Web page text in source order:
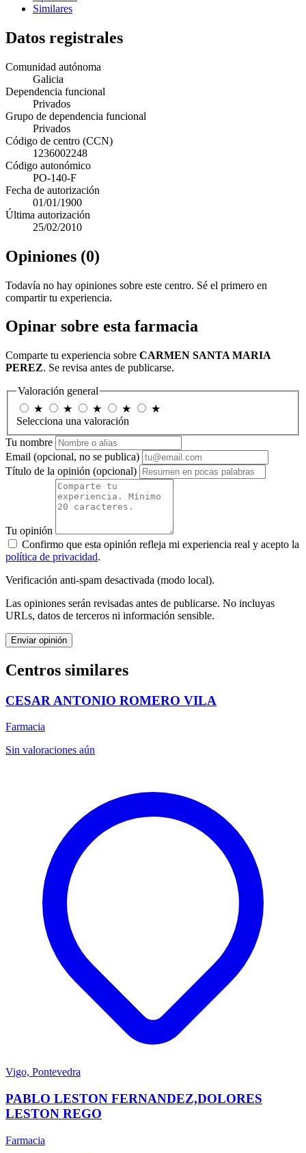
Similares
Datos registrales
Comunidad autónoma
Galicia
Dependencia funcional
Privados
Grupo de dependencia funcional
Privados
Código de centro (CCN)
1236002248
Código autonómico
PO-140-F
Fecha de autorización
01/01/1900
Última autorización
25/02/2010
Opiniones (0)
Todavía no hay opiniones sobre este centro. Sé el primero en
compartir tu experiencia.
Opinar sobre esta farmacia
Comparte tu experiencia sobre CARMEN SANTA MARIA
PEREZ. Se revisa antes de publicarse.
Valoración general
★
★ ★ ★
★
Selecciona una valoración
Tu nombre
Email (opcional, no se publica)
Título de la opinión (opcional)
Tu opinión
Confirmo que esta opinión refleja mi experiencia real y acepto la
política de privacidad.
Verificación anti-spam desactivada (modo local).
Las opiniones serán revisadas antes de publicarse. No incluyas
URLs, datos de terceros ni información sensible.
Enviar opinión
Centros similares
CESAR ANTONIO ROMERO VILA
Farmacia
Sin valoraciones aún
Vigo, Pontevedra
PABLO LESTON FERNANDEZ,DOLORES
LESTON REGO
Farmacia